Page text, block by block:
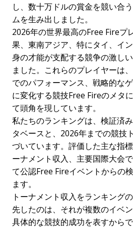
し、数十万ドルの賞金を競い合
ムを生み出しました。
2026年の世界最高のFree Fireプ
果、東南アジア、特にタイ、イ
身の才能が支配する競争の激し
ました。これらのプレイヤーは
でのパフォーマンス、戦略的な
に変化する競技Free Fireのメタ
て頭角を現しています。
私たちのランキングは、検証済
タベースと、2026年までの競技
づいています。評価した主な指
ーナメント収入、主要国際大会
て公認Free Fireイベントからの
ます。
トーナメント収入をランキング
先したのは、それが複数のイベ
具体的な競技的成功を表すから